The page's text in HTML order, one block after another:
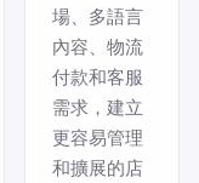
場、多語言
內容、物流
付款和客服
需求，建立
更容易管理
和擴展的店